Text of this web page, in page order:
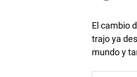
El cambio
trajo ya
mundo y